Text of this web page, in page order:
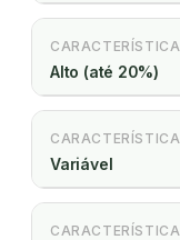
CARACTERÍSTICA
Alto (até 20%)
CARACTERÍSTICA
Variável
CARACTERÍSTICA